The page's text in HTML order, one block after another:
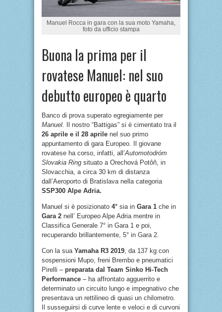
Manuel Rocca in gara con la sua moto Yamaha,
foto da ufficio stampa
Buona la prima per il
rovatese Manuel: nel suo
debutto europeo è quarto
Banco di prova superato egregiamente per
Manuel.
Il nostro “Battigas” si è cimentato tra il
26 aprile e il 28 aprile nel suo primo
appuntamento di gara Europeo. Il giovane
rovatese ha corso, infatti, all’Automotodróm
Slovakia Ring situato a Orechová Potôň, in
Slovacchia, a circa 30 km di distanza
dall’Aeroporto di Bratislava nella categoria
SSP300 Alpe Adria.
Manuel si è posizionato 4° sia in Gara 1 che in
Gara 2 nell’ Europeo Alpe Adria mentre in
Classifica Generale 7° in Gara 1 e poi,
recuperando brillantemente, 5° in Gara 2.
Con la sua Yamaha R3 2019 , da 137 kg con
sospensioni Mupo, freni Brembo e pneumatici
Pirelli – preparata dal Team Sinko Hi-Tech
Performance – ha affrontato agguerrito e
determinato un circuito lungo e impegnativo che
presentava un rettilineo di quasi un chilometro.
Il susseguirsi di curve lente e veloci e di curvoni